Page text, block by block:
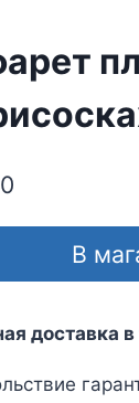
В
доставка